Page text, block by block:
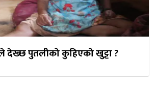
पुतलीको कुहिएको खुट्टा ?